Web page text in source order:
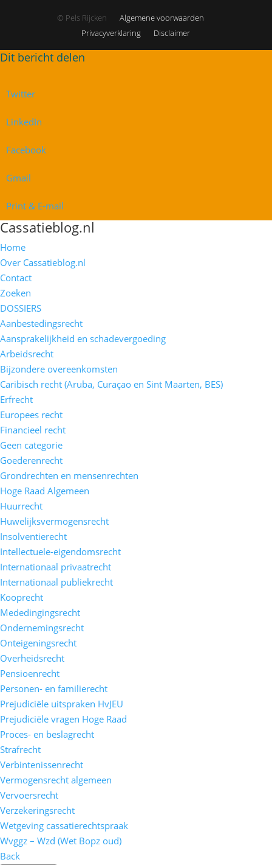
© Pels Rijcken
Algemene voorwaarden
Privacyverklaring
Disclaimer
Twitter
LinkedIn
Facebook
Gmail
Print & E-mail
Cassatieblog.nl
Home
Over Cassatieblog.nl
Contact
Zoeken
DOSSIERS
Aanbestedingsrecht
Aansprakelijkheid en schadevergoeding
Arbeidsrecht
Bijzondere overeenkomsten
Caribisch recht (Aruba, Curaçao en Sint Maarten, BES)
Erfrecht
Europees recht
Financieel recht
Geen categorie
Goederenrecht
Grondrechten en mensenrechten
Hoge Raad Algemeen
Huurrecht
Huwelijksvermogensrecht
Insolventierecht
Intellectuele-eigendomsrecht
Internationaal privaatrecht
Internationaal publiekrecht
Kooprecht
Mededingingsrecht
Ondernemingsrecht
Onteigeningsrecht
Overheidsrecht
Pensioenrecht
Personen- en familierecht
Prejudiciële uitspraken HvJEU
Prejudiciële vragen Hoge Raad
Proces- en beslagrecht
Strafrecht
Verbintenissenrecht
Vermogensrecht algemeen
Vervoersrecht
Verzekeringsrecht
Wetgeving cassatierechtspraak
Wvggz – Wzd (Wet Bopz oud)
Back